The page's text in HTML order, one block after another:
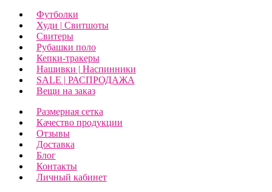
Футболки
Худи | Свитшоты
Свитеры
Рубашки поло
Кепки-тракеры
Нашивки | Наспинники
SALE | РАСПРОДАЖА
Вещи на заказ
Размерная сетка
Качество продукции
Отзывы
Доставка
Блог
Контакты
Личный кабинет